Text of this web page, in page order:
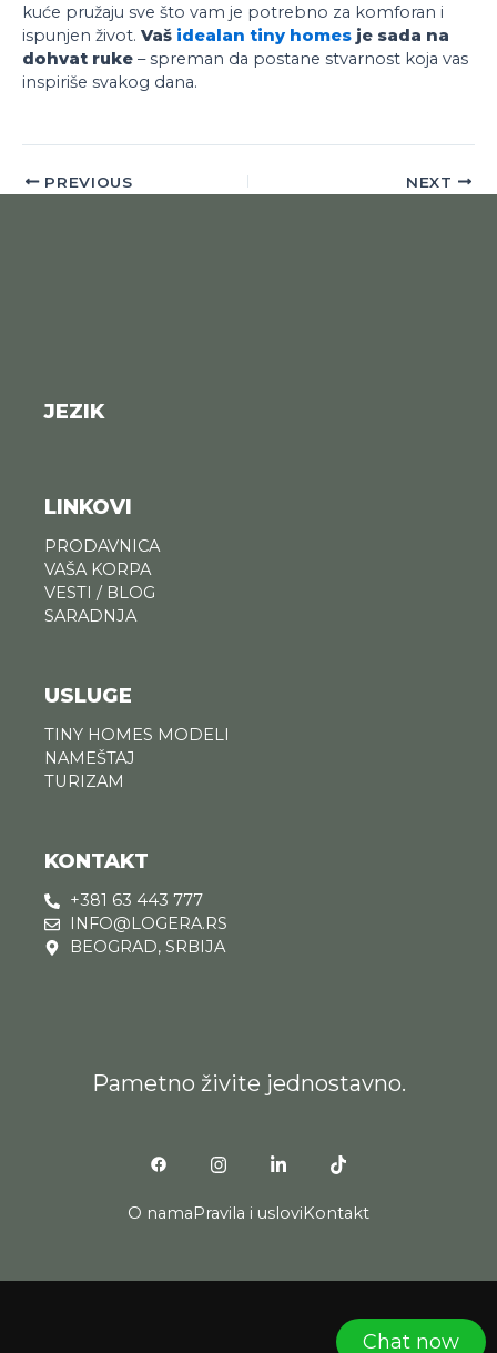
kuće pružaju sve što vam je potrebno za komforan i
ispunjen život. Vaš idealan tiny homes je sada na
dohvat ruke – spreman da postane stvarnost koja vas
inspiriše svakog dana.
PREVIOUS NEXT
JEZIK
LINKOVI
PRODAVNICA
VAŠA KORPA
VESTI / BLOG
SARADNJA
USLUGE
TINY HOMES MODELI
NAMEŠTAJ
TURIZAM
KONTAKT
+381 63 443 777
INFO@LOGERA.RS
BEOGRAD, SRBIJA
Pametno živite jednostavno.
Chat now
O namaPravila i usloviKontakt